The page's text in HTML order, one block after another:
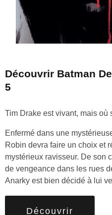
Découvrir Batman
5
Tim Drake est vivant, mais où
Enfermé dans une
Robin devra faire un choix et
mystérieux ravisseur. De son
de vengeance dans les rues
Anarky est bien décidé à lui
Découvrir